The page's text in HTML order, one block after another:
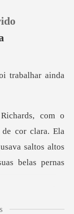
0
tra
de cor clara. Ela
saltos altos